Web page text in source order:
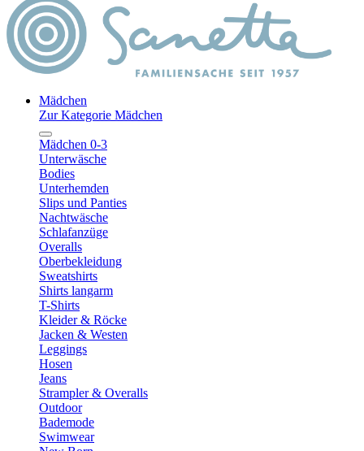
Mädchen
Zur Kategorie Mädchen
Mädchen 0-3
Unterwäsche
Bodies
Unterhemden
Slips und Panties
Nachtwäsche
Schlafanzüge
Overalls
Oberbekleidung
Sweatshirts
Shirts langarm
T-Shirts
Kleider & Röcke
Jacken & Westen
Leggings
Hosen
Jeans
Strampler & Overalls
Outdoor
Bademode
Swimwear